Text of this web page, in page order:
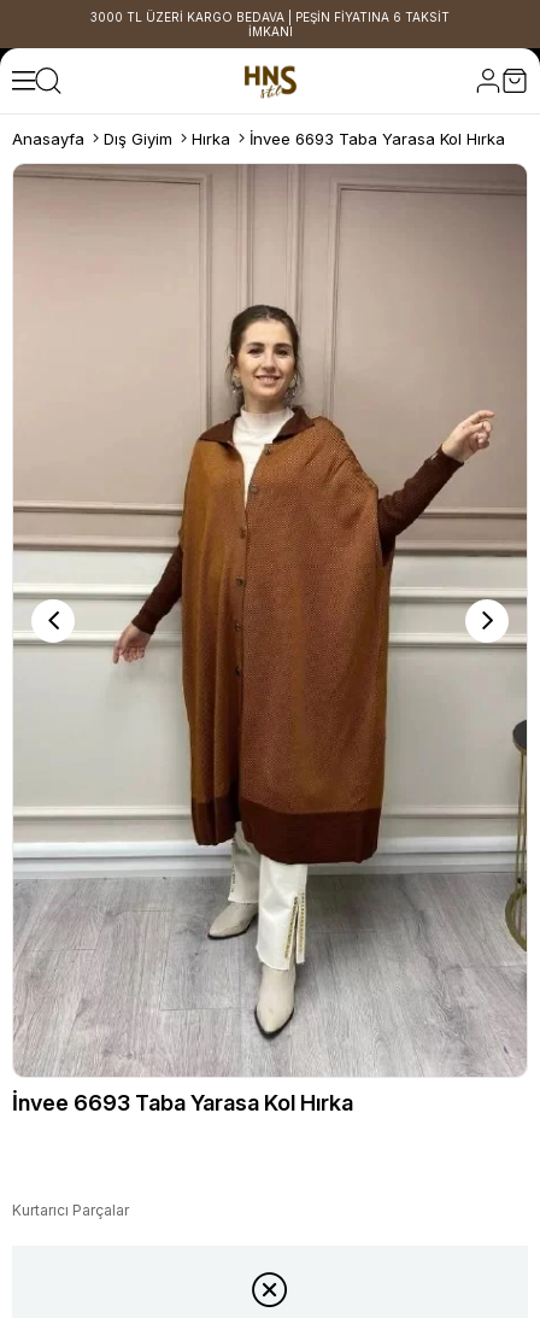
3000 TL ÜZERİ KARGO BEDAVA | PEŞİN FİYATINA 6 TAKSİT
İMKANI
Anasayfa Dış Giyim Hırka İnvee 6693 Taba Yarasa Kol Hırka
İnvee 6693 Taba Yarasa Kol Hırka
Kurtarıcı Parçalar